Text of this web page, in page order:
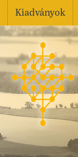
Kiadványok